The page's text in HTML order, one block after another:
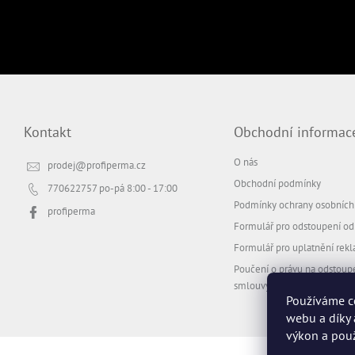
Používáme
webu a díky
výkon a
Kontakt
prodej@profiperma.cz
770622757 po-pá 8:00 - 17:00
profiperma
Obchodní
O nás
Obchodní podmínky
Podmínky ochrany
Formulář pro odstoupení
Formulář pro uplatnění
Poučení o právu na
smlouvy